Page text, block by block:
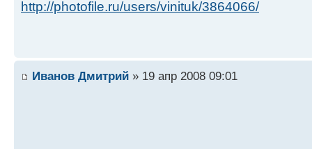
http://photofile.ru/users/vinituk/3864066/
Иванов Дмитрий » 19 апр 2008 09:01